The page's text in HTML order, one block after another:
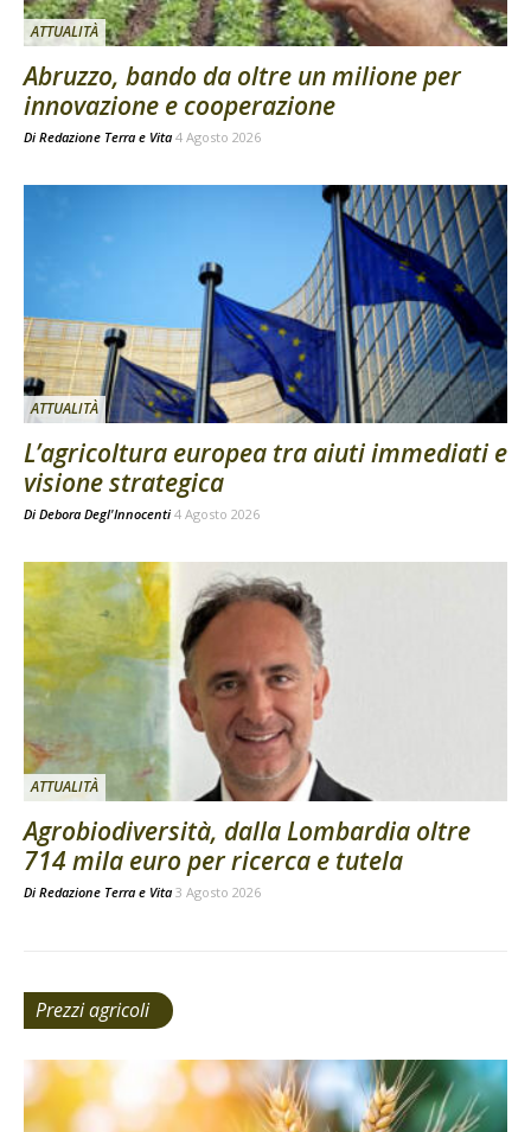
ATTUALITÀ
Abruzzo, bando da oltre un milione per
innovazione e cooperazione
Di Redazione Terra e Vita 4 Agosto 2026
ATTUALITÀ
L’agricoltura europea tra aiuti immediati e
visione strategica
Di Debora Degl'Innocenti 4 Agosto 2026
ATTUALITÀ
Agrobiodiversità, dalla Lombardia oltre
714 mila euro per ricerca e tutela
Di Redazione Terra e Vita 3 Agosto 2026
Prezzi agricoli